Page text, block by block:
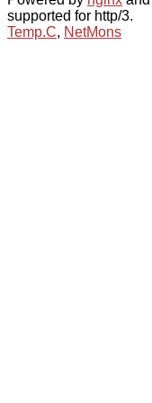
supported for http/3.
Temp.C, NetMons